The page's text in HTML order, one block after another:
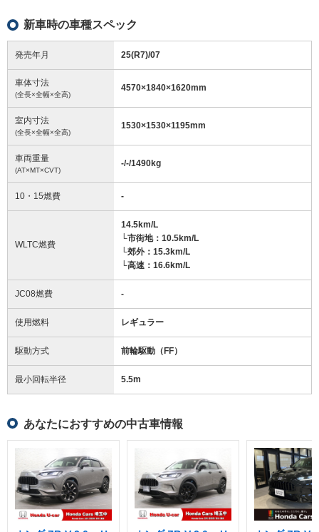
新車時の車種スペック
発売年月 25(R7)/07
車体寸法
(全長×全幅×全高)
4570×1840×1620mm
室内寸法
(全長×全幅×全高)
1530×1530×1195mm
車両重量
(AT×MT×CVT)
-/-/1490kg
10・15燃費 -
WLTC燃費
14.5km/L
└市街地：10.5km/L
└郊外：15.3km/L
└高速：16.6km/L
JC08燃費 -
使用燃料 レギュラー
駆動方式 前輪駆動（FF）
最小回転半径 5.5m
あなたにおすすめの中古車情報